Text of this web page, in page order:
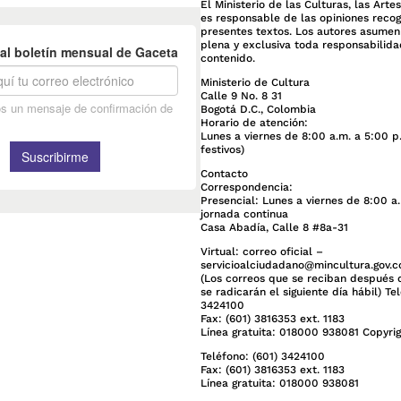
El Ministerio de las Culturas, las
es responsable de las opiniones
presentes textos. Los autores
plena y exclusiva toda
contenido.
Ministerio de Cultura
Calle 9 No. 8 31
Bogotá D.C., Colombia
Horario de atención:
Lunes a viernes de 8:00 a.m. a 5:00
festivos)
Contacto
Correspondencia:
Presencial: Lunes a viernes de 8:00
jornada continua
Casa Abadía, Calle 8 #8a-31
Virtual: correo oficial –
(Los correos que se reciban después
se radicarán el siguiente día hábil)
3424100
Fax: (601) 3816353 ext. 1183
Línea gratuita: 018000 938081
Teléfono: (601) 3424100
Fax: (601) 3816353 ext. 1183
Línea gratuita: 018000 938081